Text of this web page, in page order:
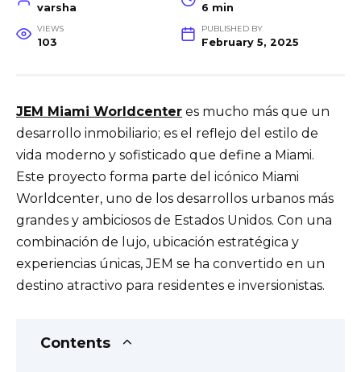
varsha 6 min
VIEWS
103
PUBLISHED BY
February 5, 2025
JEM Miami Worldcenter es mucho más que un
desarrollo inmobiliario; es el reflejo del estilo de
vida moderno y sofisticado que define a Miami.
Este proyecto forma parte del icónico Miami
Worldcenter, uno de los desarrollos urbanos más
grandes y ambiciosos de Estados Unidos. Con una
combinación de lujo, ubicación estratégica y
experiencias únicas, JEM se ha convertido en un
destino atractivo para residentes e inversionistas.
Contents